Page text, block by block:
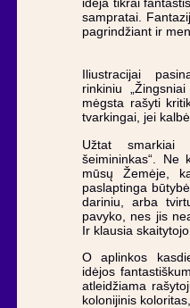
sampratai.
pagrindžiant ir
Iliustracijai
rinkiniu
mėgsta rašyti
tvarkingai, jei
Užtat smarkiai
šeimininkas“. Ne
mūsų Žemėje,
paslaptinga
dariniu, arba
pavyko, nes jis
Ir klausia
O aplinkos
idėjos
atleidžiama
kolonijinis